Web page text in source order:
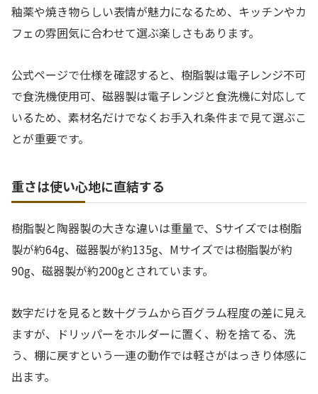
釉薬や焼き物らしい表情が魅力になるため、キッチンやカ
フェの雰囲気に合わせて選ぶ楽しさもあります。
公式ページで仕様を確認すると、樹脂製は電子レンジ不可
で食洗機使用可、磁器製は電子レンジと食洗機に対応して
いるため、素材名だけでなくお手入れ条件まで見て選ぶこ
とが重要です。
重さは使い心地に直結する
樹脂製と陶器製の大きな違いは重量で、Sサイズでは樹脂
製が約64g、磁器製が約135g、Mサイズでは樹脂製が約
90g、磁器製が約200gとされています。
数字だけを見ると数十グラムから百グラム程度の差に見え
ますが、ドリッパーをホルダーに置く、粉を捨てる、洗
う、棚に戻すという一連の動作では軽さがはっきり体感に
出ます。